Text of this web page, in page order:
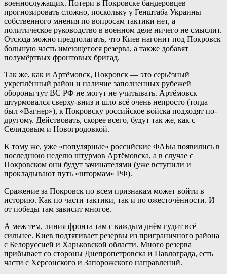
военнослужащих. Потери в Покровске бандеровцев
прогнозировать сложно, поскольку у Генштаба Украины
собственного мнения по вопросам тактики нет, а
политическое руководство в военном деле ничего не смыслит.
Отсюда можно предполагать, что Киев нагонит под Покровск
большую часть имеющегося резерва, а также добавят
полумёртвых фронтовых бригад.
Так же, как и Артёмовск, Покровск — это серьёзный
укреплённый район и наличие заполненных рубежей
обороны тут ВС РФ не могут не учитывать. Артёмовск
штурмовался сверху-вниз и шло всё очень непросто (тогда
был «Вагнер»), к Покровску российское войска подходят по-
другому. Действовать, скорее всего, будут так же, как с
Селидовым и Новогродовкой.
К тому же, уже «популярные» российские ФАБы появились в
последнюю неделю штурмов Артёмовска, а в случае с
Покровском они будут зачинателями (уже вступили и
прокладывают путь «штормам» РФ).
Сражение за Покровск по всем признакам может войти в
историю. Как по части тактики, так и по ожесточённости. И
от победы там зависит многое.
А меж тем, линия фронта там с каждым днём гудит всё
сильнее. Киев подтягивает резервы из приграничного района
с Белоруссией и Харьковской области. Много резерва
прибывает со стороны Днепропетровска и Павлограда, есть
части с Херсонского и Запорожского направлений.